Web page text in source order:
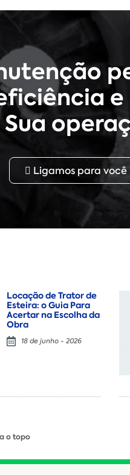
Ligamos para você
Locação de Trator de
Esteira: o Guia Para
Acertar na Escolha da
Obra
18 de junho - 2026
o topo